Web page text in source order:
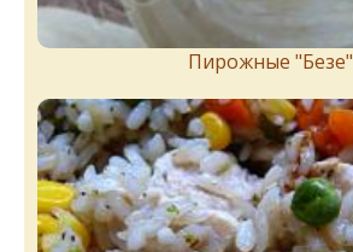
Пирожныe "Бeзe"